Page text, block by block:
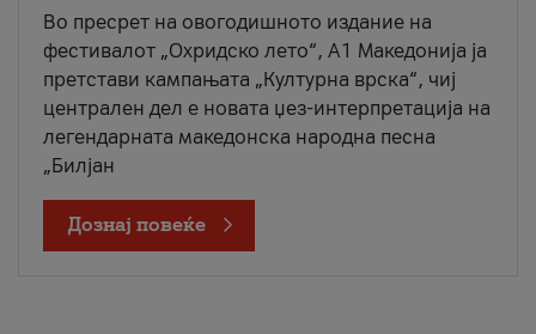
Во пресрет на овогодишното издание на
фестивалот „Охридско лето“, А1 Македонија ја
претстави кампањата „Културна врска“, чиј
централен дел е новата џез-интерпретација на
легендарната македонска народна песна
„Билјан
Дознај повеќе